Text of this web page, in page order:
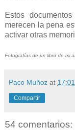
Estos
merecen la pena
activar otras
Fotografías de un libro de mi
Paco Muñoz at 17:01
Compartir
54 comentarios: